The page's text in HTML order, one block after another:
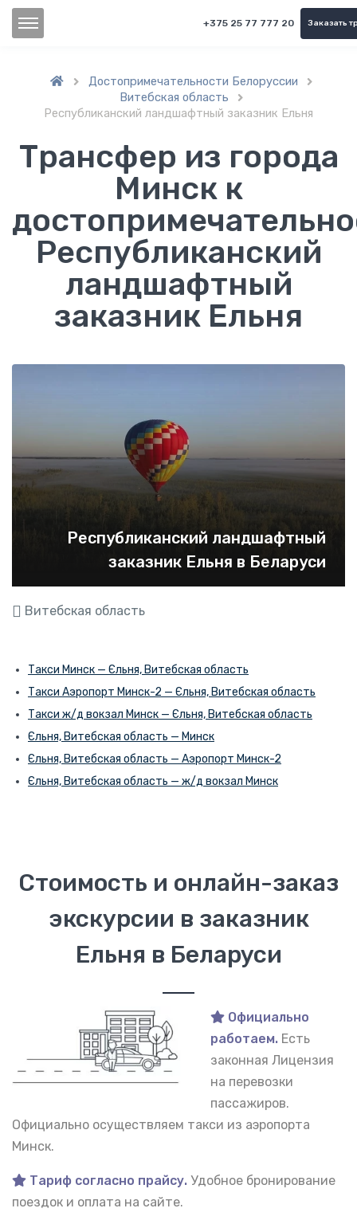
+375 25 77 777 20 Заказать
 Достопримечательности Белоруссии 
Витебская область 
Республиканский ландшафтный заказник Ельня
Трансфер из города
Минск к
Республиканский
ландшафтный
заказник Ельня
Республиканский ландшафтный
заказник Ельня в Беларуси
Витебская область
Такси Минск — Єльня, Витебская область
Такси Аэропорт Минск-2 — Єльня, Витебская область
Такси ж/д вокзал Минск — Єльня, Витебская область
Єльня, Витебская область — Минск
Єльня, Витебская область — Аэропорт Минск-2
Єльня, Витебская область — ж/д вокзал Минск
Стоимость и онлайн-заказ
экскурсии в заказник
Ельня в Беларуси
Официально
работаем. Есть
законная Лицензия
на перевозки
пассажиров.
Официально осуществляем такси из аэропорта
Минск.
Тариф согласно прайсу. Удобное бронирование
поездок и оплата на сайте.